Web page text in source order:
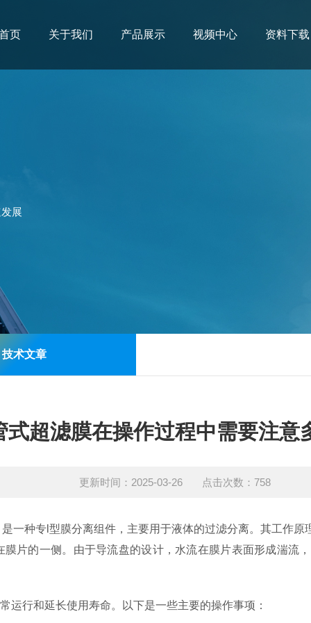
页 关于我们 产品展示 视频中心 资料下载
展
技术文章
式超滤膜在操作过程中需要注意
更新时间：2025-03-26 点击次数：758
一种专l型膜分离组件，主要用于液体的过滤分离。其工作
片的一侧。由于导流盘的设计，水流在膜片表面形成湍流
运行和延长使用寿命。以下是一些主要的操作事项：